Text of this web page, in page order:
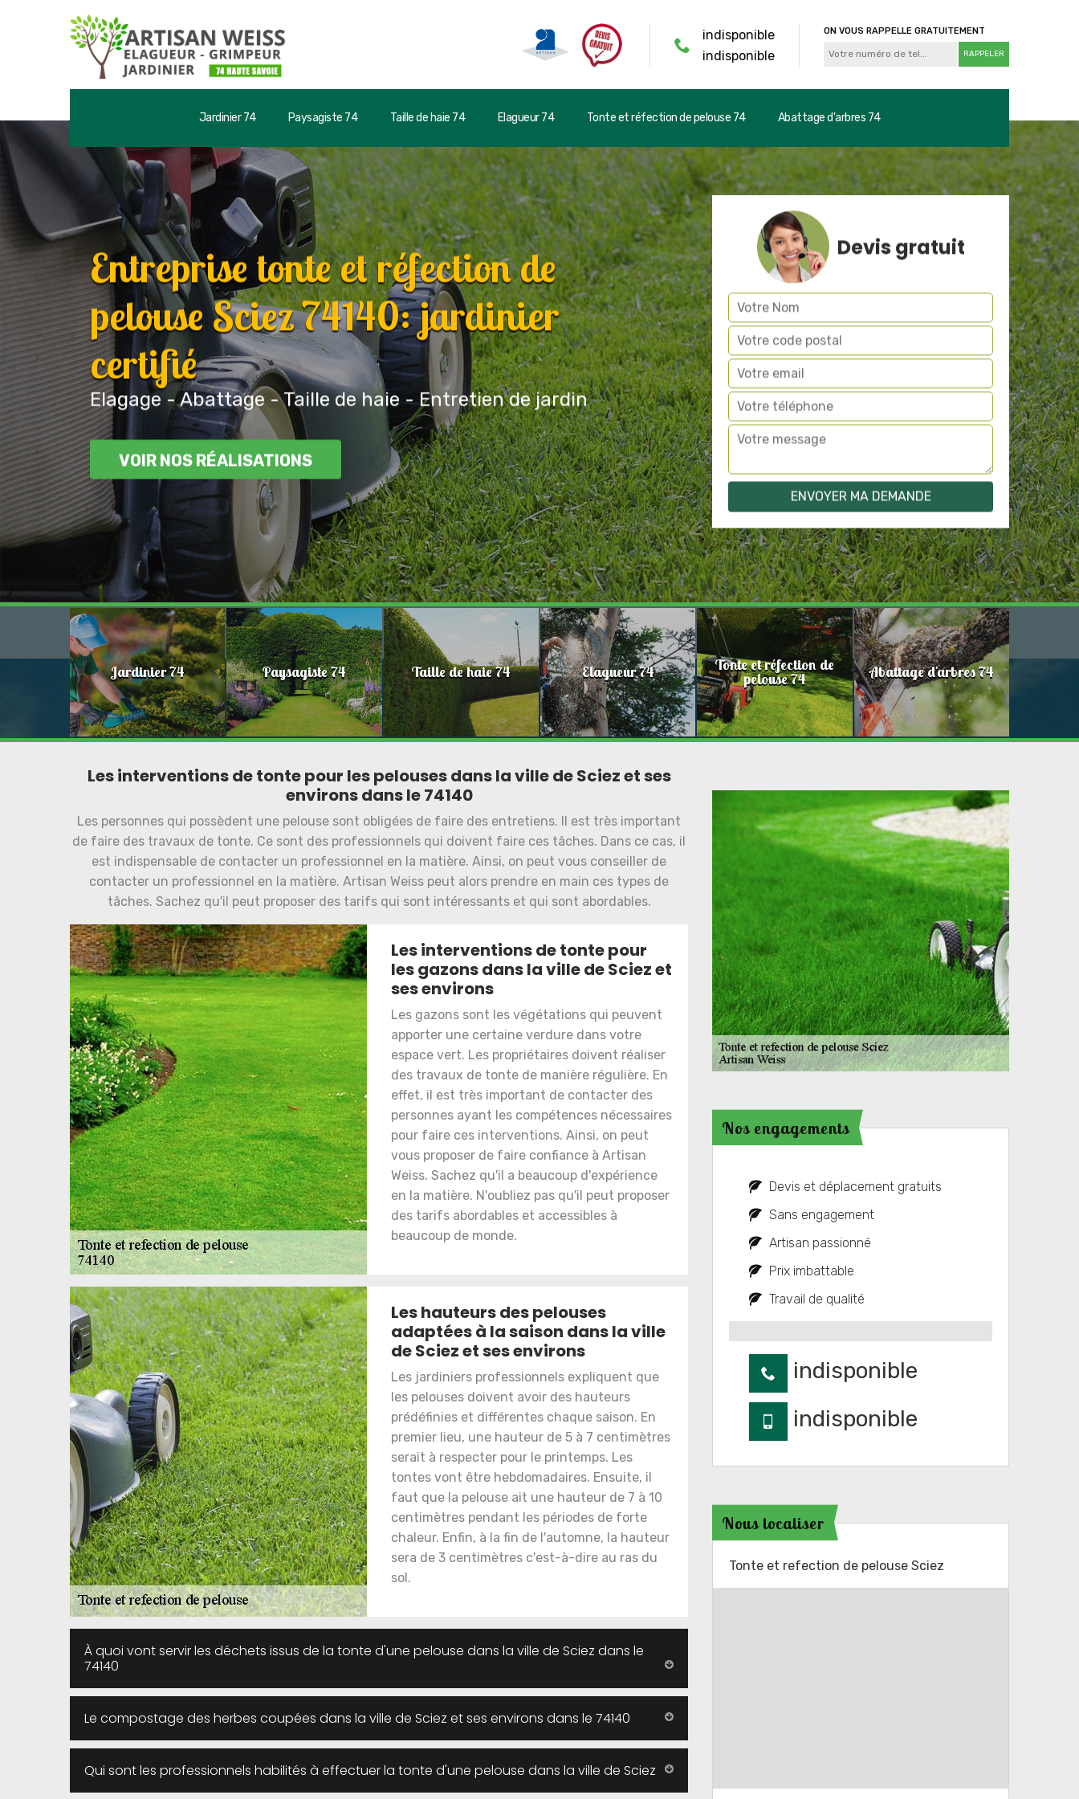
indisponible
indisponible
ON VOUS RAPPELLE GRATUITEMENT
Jardinier 74 Paysagiste 74 Taille de haie 74 Elagueur 74 Tonte et réfection de pelouse 74 Abattage d'arbres 74
Entreprise tonte et réfection de
pelouse Sciez 74140: jardinier
certifié
Elagage - Abattage - Taille de haie - Entretien de jardin
VOIR NOS RÉALISATIONS
Devis gratuit
Jardinier 74 Paysagiste 74 Taille de haie 74 Elagueur 74 Tonte et réfection de
pelouse 74 Abattage d'arbres 74
Les interventions de tonte pour les pelouses dans la ville de Sciez et ses
environs dans le 74140
Les personnes qui possèdent une pelouse sont obligées de faire des entretiens. Il est très important
de faire des travaux de tonte. Ce sont des professionnels qui doivent faire ces tâches. Dans ce cas, il
est indispensable de contacter un professionnel en la matière. Ainsi, on peut vous conseiller de
contacter un professionnel en la matière. Artisan Weiss peut alors prendre en main ces types de
tâches. Sachez qu'il peut proposer des tarifs qui sont intéressants et qui sont abordables.
Les interventions de tonte pour
les gazons dans la ville de Sciez et
ses environs
Les gazons sont les végétations qui peuvent
apporter une certaine verdure dans votre
espace vert. Les propriétaires doivent réaliser
des travaux de tonte de manière régulière. En
effet, il est très important de contacter des
personnes ayant les compétences nécessaires
pour faire ces interventions. Ainsi, on peut
vous proposer de faire confiance à Artisan
Weiss. Sachez qu'il a beaucoup d'expérience
en la matière. N'oubliez pas qu'il peut proposer
des tarifs abordables et accessibles à
beaucoup de monde.
Les hauteurs des pelouses
adaptées à la saison dans la ville
de Sciez et ses environs
Les jardiniers professionnels expliquent que
les pelouses doivent avoir des hauteurs
prédéfinies et différentes chaque saison. En
premier lieu, une hauteur de 5 à 7 centimètres
serait à respecter pour le printemps. Les
tontes vont être hebdomadaires. Ensuite, il
faut que la pelouse ait une hauteur de 7 à 10
centimètres pendant les périodes de forte
chaleur. Enfin, à la fin de l'automne, la hauteur
sera de 3 centimètres c'est-à-dire au ras du
sol.
À quoi vont servir les déchets issus de la tonte d'une pelouse dans la ville de Sciez dans le
74140
Le compostage des herbes coupées dans la ville de Sciez et ses environs dans le 74140
Qui sont les professionnels habilités à effectuer la tonte d'une pelouse dans la ville de Sciez
Nos engagements
Devis et déplacement gratuits
Sans engagement
Artisan passionné
Prix imbattable
Travail de qualité
indisponible
indisponible
Nous localiser
Tonte et refection de pelouse Sciez